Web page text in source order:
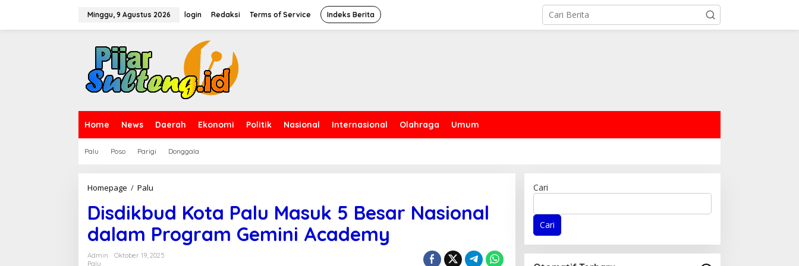
Minggu, 9 Agustus 2026 login Redaksi Terms of Service Indeks Berita
Home News Daerah Ekonomi Politik Nasional Internasional Olahraga Umum
Palu Poso Parigi Donggala
Homepage / Palu
s
d
i
k
b
Disdikbud Kota Palu Masuk 5 Besar Nasional
dalam Program Gemini Academy
Admin
Oktober 19, 2025
Palu
Cari
Cari